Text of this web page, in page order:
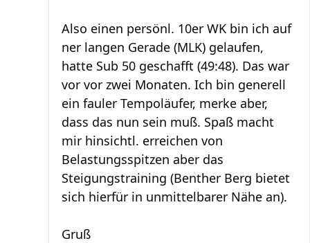
Also einen persönl. 10er WK bin ich auf
ner langen Gerade (MLK) gelaufen,
hatte Sub 50 geschafft (49:48). Das war
vor vor zwei Monaten. Ich bin generell
ein fauler Tempoläufer, merke aber,
dass das nun sein muß. Spaß macht
mir hinsichtl. erreichen von
Belastungsspitzen aber das
Steigungstraining (Benther Berg bietet
sich hierfür in unmittelbarer Nähe an).
Gruß